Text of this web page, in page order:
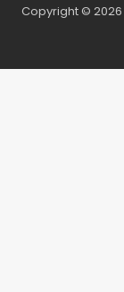
Copyright © 2026